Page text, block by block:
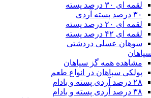
لقمه ای ۳۰ درصد پسته
۳۰ درصد پسته آردی
لقمه ای ۲۰ درصد پسته
لقمه ای ۴۲ درصد پسته
سوهان عسلی دردشتی
مشاهده همه گز سپاهان
پولکی سپاهان در انواع طعم
۲۸ درصد آردی پسته و بادام
۳۸ درصد آردی پسته و بادام